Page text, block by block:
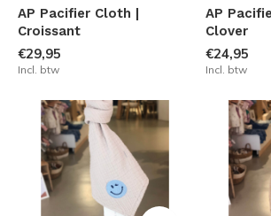
AP Pacifier Cloth |
Croissant
€29,95
Incl. btw
AP
Clover
€24,95
Incl. btw